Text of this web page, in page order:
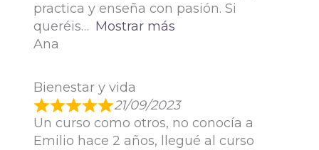
practica y enseña con pasión. Si
queréis
Mostrar más
Ana
Bienestar y vida
21/09/2023
Un curso como otros, no conocía a
Emilio hace 2 años, llegué al curso